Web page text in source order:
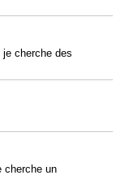
cherche des
cherche un